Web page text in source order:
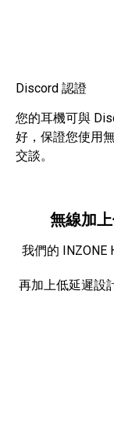
Discord 認證
您的耳機可與
好，保證您使用
交談。
無線加
我們的 INZONE
再加上低延遲設